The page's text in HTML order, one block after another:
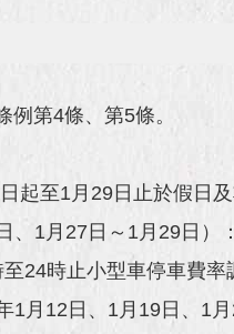
第4條、第5條。
至1月29日止於假日
1月27日～1月29日
24時止小型車停車費率
月12日、1月19日、1